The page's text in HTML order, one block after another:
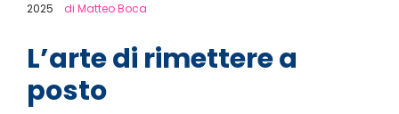
2025
di Matteo Boca
L’arte di rimettere a
posto